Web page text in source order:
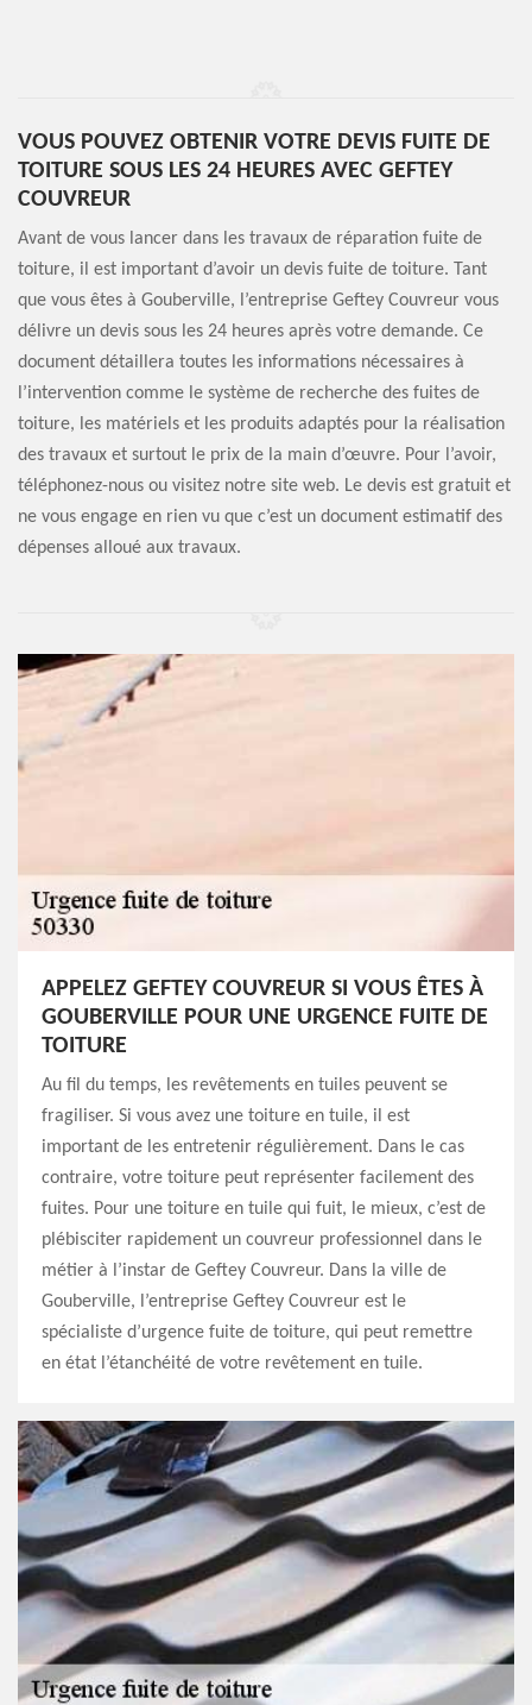
VOUS POUVEZ OBTENIR VOTRE DEVIS FUITE DE
TOITURE SOUS LES 24 HEURES AVEC GEFTEY
COUVREUR
Avant de vous lancer dans les travaux de réparation fuite de
toiture, il est important d’avoir un devis fuite de toiture. Tant
que vous êtes à Gouberville, l’entreprise Geftey Couvreur vous
délivre un devis sous les 24 heures après votre demande. Ce
document détaillera toutes les informations nécessaires à
l’intervention comme le système de recherche des fuites de
toiture, les matériels et les produits adaptés pour la réalisation
des travaux et surtout le prix de la main d’œuvre. Pour l’avoir,
téléphonez-nous ou visitez notre site web. Le devis est gratuit et
ne vous engage en rien vu que c’est un document estimatif des
dépenses alloué aux travaux.
APPELEZ GEFTEY COUVREUR SI VOUS ÊTES À
GOUBERVILLE POUR UNE URGENCE FUITE DE
TOITURE
Au fil du temps, les revêtements en tuiles peuvent se
fragiliser. Si vous avez une toiture en tuile, il est
important de les entretenir régulièrement. Dans le cas
contraire, votre toiture peut représenter facilement des
fuites. Pour une toiture en tuile qui fuit, le mieux, c’est de
plébisciter rapidement un couvreur professionnel dans le
métier à l’instar de Geftey Couvreur. Dans la ville de
Gouberville, l’entreprise Geftey Couvreur est le
spécialiste d’urgence fuite de toiture, qui peut remettre
en état l’étanchéité de votre revêtement en tuile.